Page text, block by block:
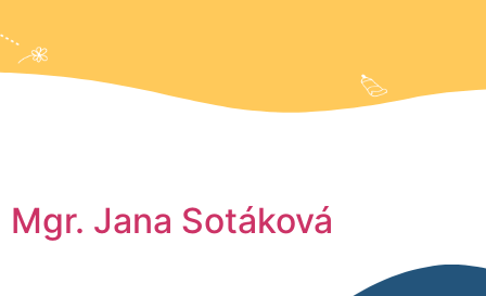
Mgr. Jana Sotáková